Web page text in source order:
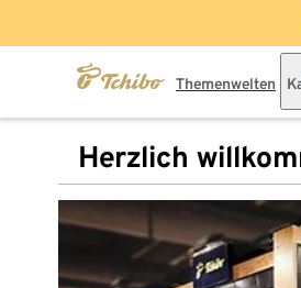
Themenwelten
Herzlich